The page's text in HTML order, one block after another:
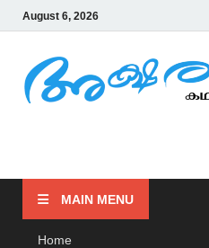
August 6, 2026
MAIN MENU
Home